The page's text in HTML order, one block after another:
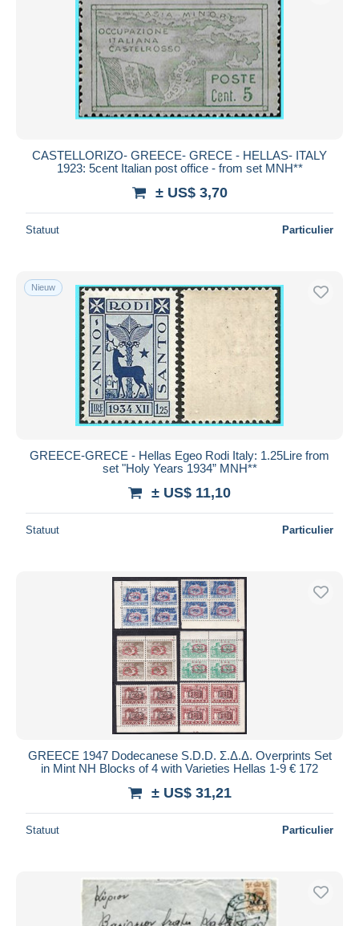
CASTELLORIZO- GREECE- GRECE - HELLAS- ITALY
1923: 5cent Italian post office - from set MNH**
± US$ 3,70
Statuut Particulier
Nieuw
GREECE-GRECE - Hellas Egeo Rodi Italy: 1.25Lire from
set "Holy Years 1934” MNH**
± US$ 11,10
Statuut Particulier
GREECE 1947 Dodecanese S.D.D. Σ.Δ.Δ. Overprints Set
in Mint NH Blocks of 4 with Varieties Hellas 1-9 € 172
± US$ 31,21
Statuut Particulier